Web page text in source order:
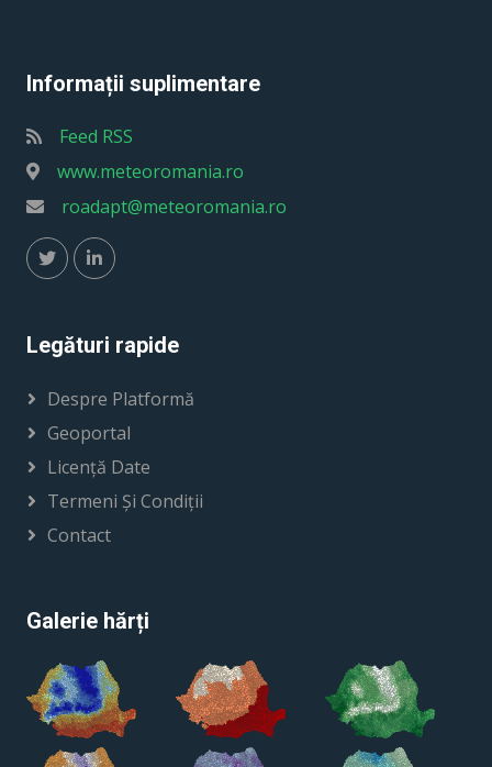
Informații suplimentare
Feed RSS
www.meteoromania.ro
roadapt@meteoromania.ro
Legături rapide
Despre Platformă
Geoportal
Licență Date
Termeni Și Condiții
Contact
Galerie hărți